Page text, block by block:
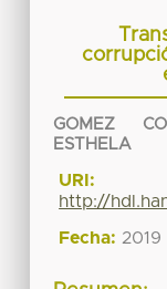
GOMEZ
ESTHELA
URI:
http://
Fecha: 2019